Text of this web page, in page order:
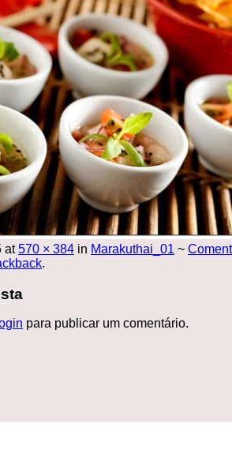
at570 × 384 in Marakuthai_01 ~
.
para publicar um comentário.